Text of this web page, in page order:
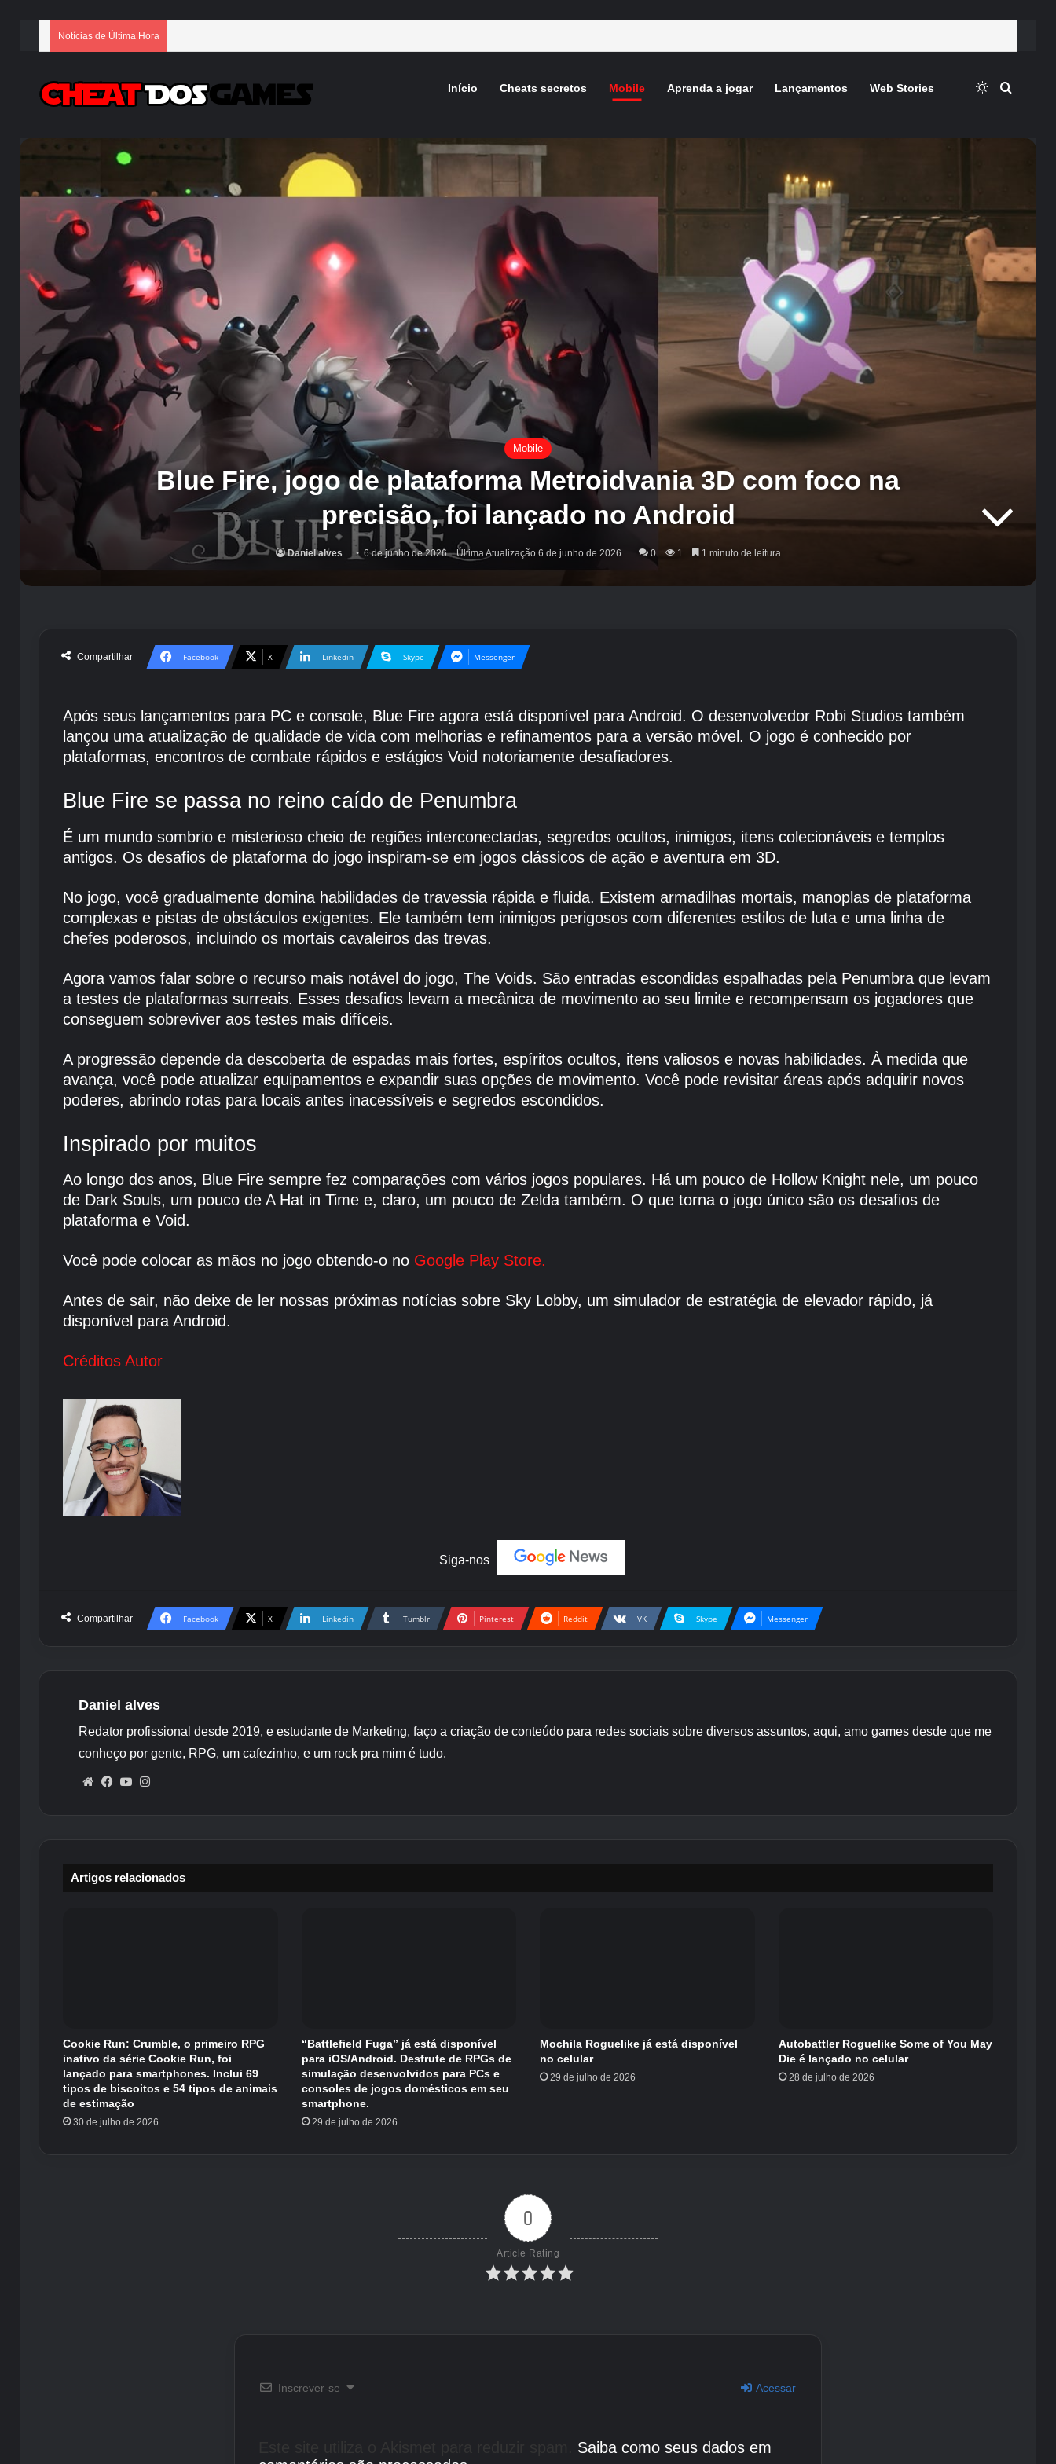
Notícias de Última Hora
Início Cheats secretos Mobile Aprenda a jogar Lançamentos Web Stories Switch skin
Mobile
Blue Fire, jogo de plataforma Metroidvania 3D com foco na
precisão, foi lançado no Android
Daniel alves 6 de junho de 2026 Última Atualização 6 de junho de 2026 0 1 1 minuto de leitura
Compartilhar Facebook X Linkedin Skype Messenger
Após seus lançamentos para PC e console, Blue Fire agora está disponível para Android. O desenvolvedor Robi Studios também
lançou uma atualização de qualidade de vida com melhorias e refinamentos para a versão móvel. O jogo é conhecido por
plataformas, encontros de combate rápidos e estágios Void notoriamente desafiadores.
Blue Fire se passa no reino caído de Penumbra
É um mundo sombrio e misterioso cheio de regiões interconectadas, segredos ocultos, inimigos, itens colecionáveis ​​e templos
antigos. Os desafios de plataforma do jogo inspiram-se em jogos clássicos de ação e aventura em 3D.
No jogo, você gradualmente domina habilidades de travessia rápida e fluida. Existem armadilhas mortais, manoplas de plataforma
complexas e pistas de obstáculos exigentes. Ele também tem inimigos perigosos com diferentes estilos de luta e uma linha de
chefes poderosos, incluindo os mortais cavaleiros das trevas.
Agora vamos falar sobre o recurso mais notável do jogo, The Voids. São entradas escondidas espalhadas pela Penumbra que levam
a testes de plataformas surreais. Esses desafios levam a mecânica de movimento ao seu limite e recompensam os jogadores que
conseguem sobreviver aos testes mais difíceis.
A progressão depende da descoberta de espadas mais fortes, espíritos ocultos, itens valiosos e novas habilidades. À medida que
avança, você pode atualizar equipamentos e expandir suas opções de movimento. Você pode revisitar áreas após adquirir novos
poderes, abrindo rotas para locais antes inacessíveis e segredos escondidos.
Inspirado por muitos
Ao longo dos anos, Blue Fire sempre fez comparações com vários jogos populares. Há um pouco de Hollow Knight nele, um pouco
de Dark Souls, um pouco de A Hat in Time e, claro, um pouco de Zelda também. O que torna o jogo único são os desafios de
plataforma e Void.
Você pode colocar as mãos no jogo obtendo-o no Google Play Store.
Antes de sair, não deixe de ler nossas próximas notícias sobre Sky Lobby, um simulador de estratégia de elevador rápido, já
disponível para Android.
Créditos Autor
Siga-nos
Compartilhar Facebook X Linkedin Tumblr Pinterest Reddit VK Skype Messenger
Daniel alves
Redator profissional desde 2019, e estudante de Marketing, faço a criação de conteúdo para redes sociais sobre diversos assuntos, aqui, amo games desde que me
conheço por gente, RPG, um cafezinho, e um rock pra mim é tudo.
WebsiteFacebook
YouTube
Artigos relacionados
Cookie Run: Crumble, o primeiro RPG
inativo da série Cookie Run, foi
lançado para smartphones. Inclui 69
tipos de biscoitos e 54 tipos de animais
de estimação
30 de julho de 2026
“Battlefield Fuga” já está disponível
para iOS/Android. Desfrute de RPGs de
simulação desenvolvidos para PCs e
consoles de jogos domésticos em seu
smartphone.
29 de julho de 2026
Mochila Roguelike já está disponível
no celular
29 de julho de 2026
Autobattler Roguelike Some of You May
Die é lançado no celular
28 de julho de 2026
0
Article Rating
Inscrever-se Acessar
Saiba como seus dados em